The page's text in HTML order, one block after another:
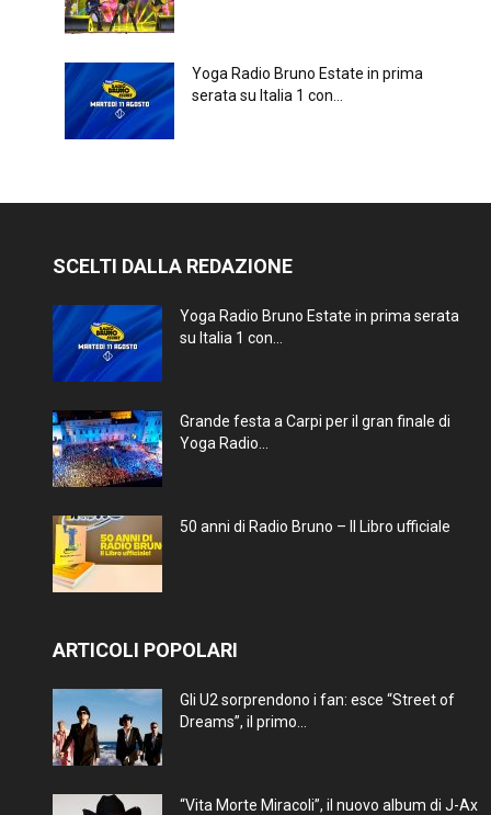
Yoga Radio Bruno Estate in prima
serata su Italia 1 con...
SCELTI DALLA REDAZIONE
Yoga Radio Bruno Estate in prima serata
su Italia 1 con...
Grande festa a Carpi per il gran finale di
Yoga Radio...
50 anni di Radio Bruno – Il Libro ufficiale
ARTICOLI POPOLARI
Gli U2 sorprendono i fan: esce “Street of
Dreams”, il primo...
“Vita Morte Miracoli”, il nuovo album di J-Ax